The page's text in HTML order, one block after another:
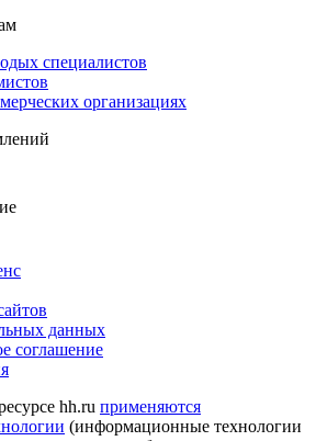
специалистов
организациях
данных
соглашение
hh.ru применяются
(информационные технологии